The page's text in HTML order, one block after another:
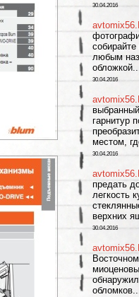
30.04.2016
любым
30.04.2016
гарнитур
местом,
30.04.2016
предать
легкость
верхних
30.04.2016